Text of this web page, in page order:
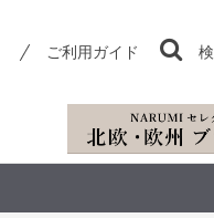
ご利用ガイド